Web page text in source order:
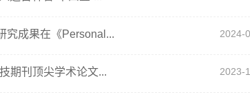
究成果在《Personal... 2024-
期刊顶尖学术论文... 2023-